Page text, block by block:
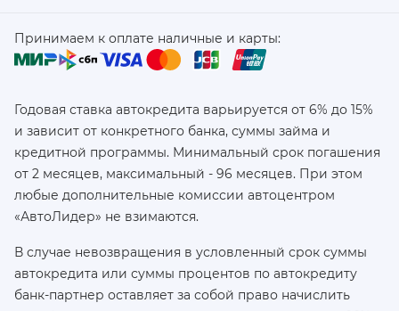
Принимаем к оплате наличные и карты:
Годовая ставка автокредита варьируется от 6% до 15%
и зависит от конкретного банка, суммы займа и
кредитной программы. Минимальный срок погашения
от 2 месяцев, максимальный - 96 месяцев. При этом
любые дополнительные комиссии автоцентром
«АвтоЛидер» не взимаются.
В случае невозвращения в условленный срок суммы
автокредита или суммы процентов по автокредиту
банк-партнер оставляет за собой право начислить